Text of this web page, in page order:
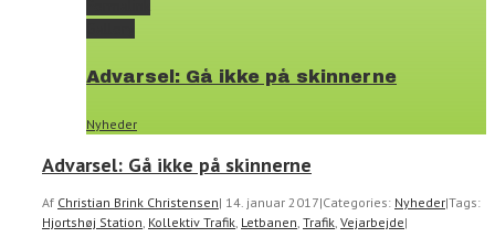
Advarsel: Gå ikke på skinnerne
Nyheder
Advarsel: Gå ikke på skinnerne
Af Christian Brink Christensen| 14. januar 2017|Categories: Nyheder|Tags:
Hjortshøj Station, Kollektiv Trafik, Letbanen, Trafik, Vejarbejde|